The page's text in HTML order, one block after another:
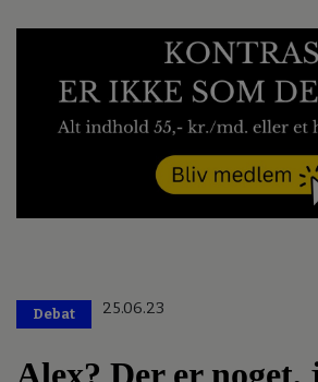
Debat 25.06.23